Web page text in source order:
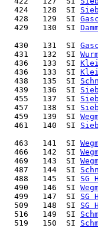
  424   128  SI
  428   129  SI
  429   130  SI
  430   131  SI
  431   132  SI
  436   133  SI
  436   133  SI
  438   135  SI
  439   136  SI
  455   137  SI
  457   138  SI
  459   139  SI
  461   140  SI
  463   141  SI
  466   142  SI
  469   143  SI
  487   144  SI
  488   145  SI
SG
  490   146  SI
  499   147  SI
SG
  509   148  SI
SG
  516   149  SI
  519   150  SI